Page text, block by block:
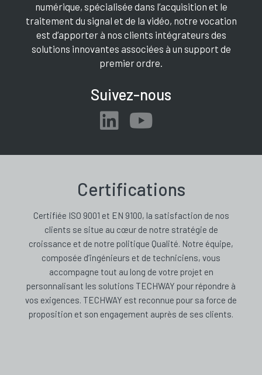
numérique, spécialisée dans l’acquisition et le
traitement du signal et de la vidéo, notre vocation
est d’apporter à nos clients intégrateurs des
solutions innovantes associées à un support de
premier ordre.
Suivez-nous
Certifications
Certifiée ISO 9001 et EN 9100, la satisfaction de nos
clients se situe au cœur de notre stratégie de
croissance et de notre politique Qualité. Notre équipe,
composée d’ingénieurs et de techniciens, vous
accompagne tout au long de votre projet en
personnalisant les solutions TECHWAY pour répondre à
vos exigences. TECHWAY est reconnue pour sa force de
proposition et son engagement auprès de ses clients.